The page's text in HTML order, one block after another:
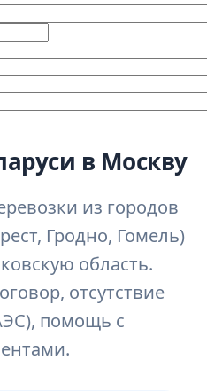
в Москву
из городов
Гродно, Гомель)
область.
отсутствие
помощь с